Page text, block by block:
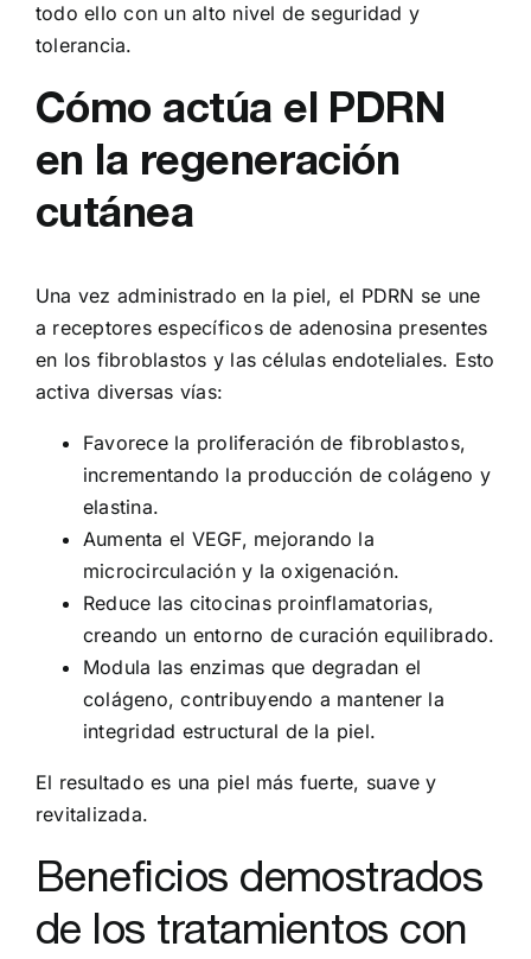
todo ello con un alto nivel de seguridad y
tolerancia.
Cómo actúa el PDRN
en la regeneración
cutánea
Una vez administrado en la piel, el PDRN se une
a receptores específicos de adenosina presentes
en los fibroblastos y las células endoteliales. Esto
activa diversas vías:
Favorece la proliferación de fibroblastos,
incrementando la producción de colágeno y
elastina.
Aumenta el VEGF, mejorando la
microcirculación y la oxigenación.
Reduce las citocinas proinflamatorias,
creando un entorno de curación equilibrado.
Modula las enzimas que degradan el
colágeno, contribuyendo a mantener la
integridad estructural de la piel.
El resultado es una piel más fuerte, suave y
revitalizada.
Beneficios demostrados
de los tratamientos con